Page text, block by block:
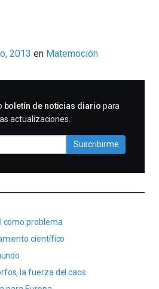
2013 en Matemoción
boletín de noticias diario para
actualizaciones.
Suscribirme
como problema
científico
la fuerza del caos